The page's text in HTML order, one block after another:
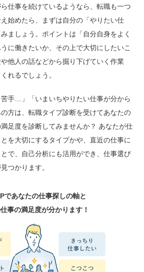
仕事を続けているようなら、転職も一つ
始めたら、まずは自分の「やりたい仕
ましょう。ポイントは「自分自身をよく
に働きたいか、その上で大切にしたいこ
他人の話などから掘り下げていく作業
れるでしょう。
苦手…」「いまいちやりたい仕事が分から
方は、転職タイプ診断を受けてあなたの
足度を診断してみませんか？ あなたが仕
を大切にするタイプかや、直近の仕事に
で、自己分析にも活用ができ、仕事選び
つかります。
であなたの仕事探しの軸と
事の満足度が分かります！